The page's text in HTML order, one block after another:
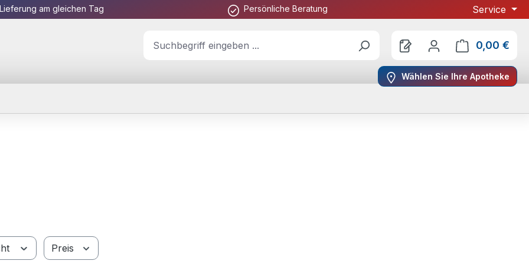
Lieferung am gleichen Tag Persönliche Beratung Service
0,00 €
Wählen Sie Ihre Apotheke
Preis